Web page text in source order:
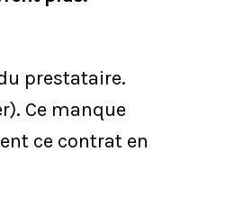
prestataire.
Ce manque
ce contrat en